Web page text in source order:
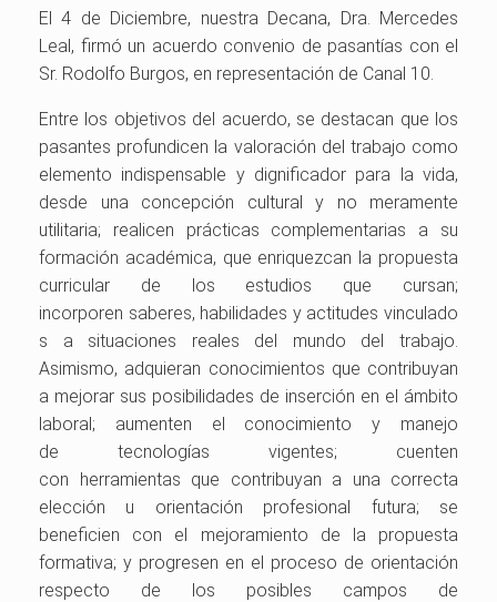
El 4 de Diciembre, nuestra Decana, Dra. Mercedes
Leal, firmó un acuerdo convenio de pasantías con el
Sr. Rodolfo Burgos, en representación de Canal 10.
Entre los objetivos del acuerdo, se destacan que los
pasantes profundicen la valoración del trabajo como
elemento indispensable y dignificador para la vida,
desde una concepción cultural y no meramente
utilitaria; realicen prácticas complementarias a su
formación académica, que enriquezcan la propuesta
curricular de los estudios que cursan;
incorporen saberes, habilidades y actitudes vinculado
s a situaciones reales del mundo del trabajo.
Asimismo, adquieran conocimientos que contribuyan
a mejorar sus posibilidades de inserción en el ámbito
laboral; aumenten el conocimiento y manejo
de tecnologías vigentes; cuenten
con herramientas que contribuyan a una correcta
elección u orientación profesional futura; se
beneficien con el mejoramiento de la propuesta
formativa; y progresen en el proceso de orientación
respecto de los posibles campos de